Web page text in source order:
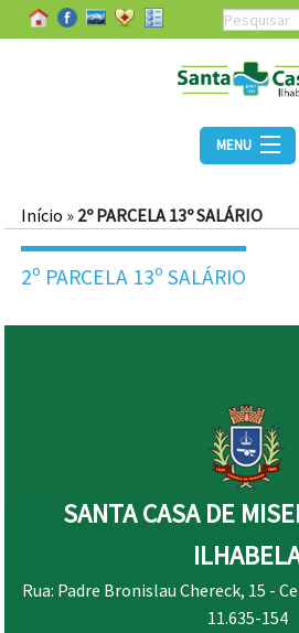
MENU
Início » 2º PARCELA 13º SALÁRIO
2º PARCELA 13º SALÁRIO
SANTA CASA DE
Rua: Padre Bronislau Chereck, 15 -
11.635-154